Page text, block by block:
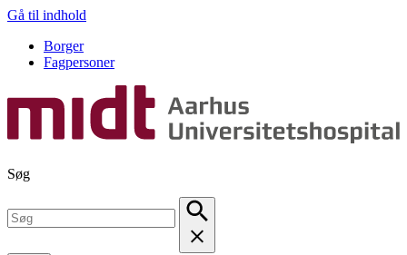
Gå til indhold
Borger
Fagpersoner
Søg